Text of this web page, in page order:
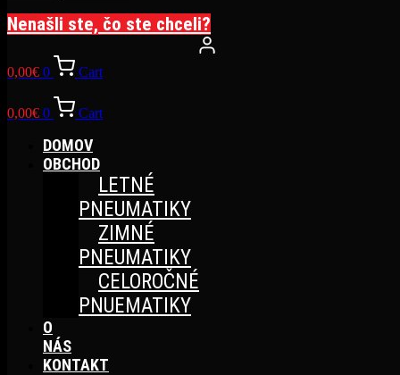
Nenašli ste, čo ste chceli?
0,00€ 0 Cart
0,00€ 0 Cart
DOMOV
OBCHOD
LETNÉ
PNEUMATIKY
ZIMNÉ
PNEUMATIKY
CELOROČNÉ
PNUEMATIKY
O
NÁS
KONTAKT